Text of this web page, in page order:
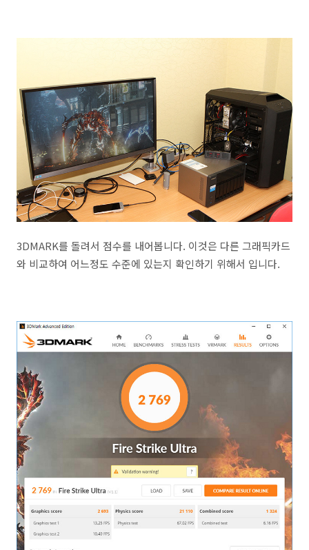
3DMARK를 돌려서 점수를 내어봅니다. 이것은 다른 그래픽카드
와 비교하여 어느정도 수준에 있는지 확인하기 위해서 입니다.